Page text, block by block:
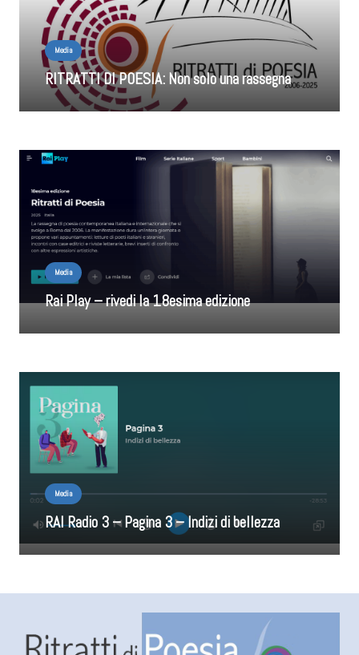
Media
RITRATTI DI POESIA: Non solo una rassegna
Media
Rai Play – rivedi la 18esima edizione
Media
RAI Radio 3 – Pagina 3 – Indizi di bellezza